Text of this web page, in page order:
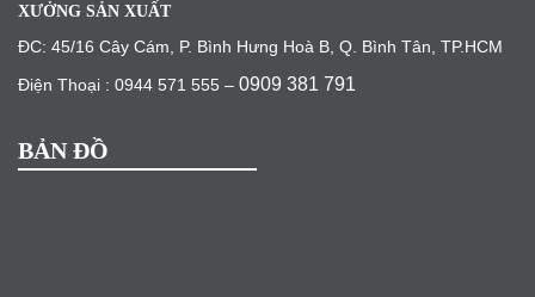
XƯỞNG SẢN XUẤT
ĐC: 45/16 Cây Cám, P. Bình Hưng Hoà B, Q. Bình Tân, TP.HCM
Điện Thoại : 0944 571 555 – 0909 381 791
BẢN ĐỒ